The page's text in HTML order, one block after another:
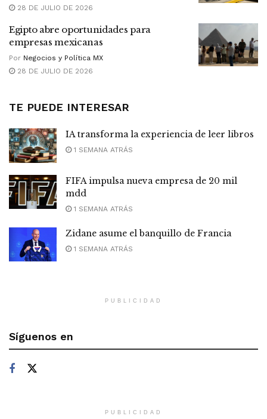
28 DE JULIO DE 2026
Egipto abre oportunidades para
empresas mexicanas
Por Negocios y Política MX
28 DE JULIO DE 2026
TE PUEDE INTERESAR
IA transforma la experiencia de leer libros
1 SEMANA ATRÁS
FIFA impulsa nueva empresa de 20 mil
mdd
1 SEMANA ATRÁS
Zidane asume el banquillo de Francia
1 SEMANA ATRÁS
PUBLICIDAD
Síguenos en
PUBLICIDAD